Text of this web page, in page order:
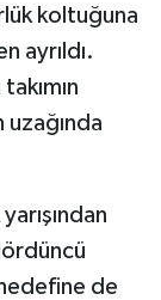
koltuğuna
ayrıldı.
uzağında
de